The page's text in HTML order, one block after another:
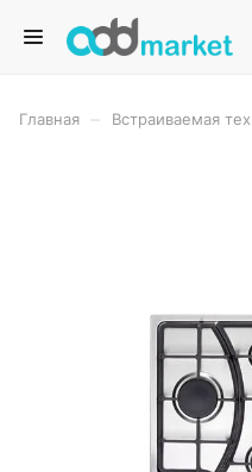
Главная Встраиваемая